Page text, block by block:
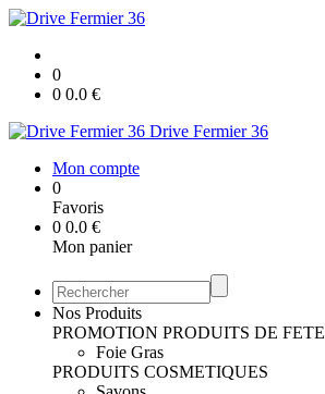
0
0 0.0 €
Drive Fermier 36
Mon compte
0
Favoris
0 0.0 €
Mon panier
Nos Produits
PROMOTION PRODUITS DE FETE
Foie Gras
PRODUITS COSMETIQUES